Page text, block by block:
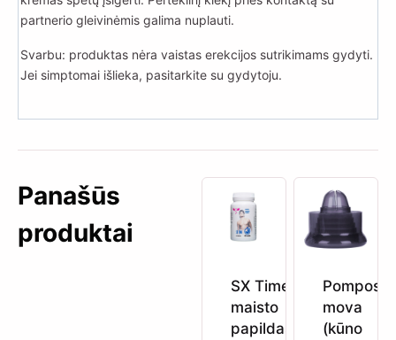
partnerio gleivinėmis galima nuplauti.
Svarbu: produktas nėra vaistas erekcijos sutrikimams gydyti.
Jei simptomai išlieka, pasitarkite su gydytoju.
Panašūs
produktai
SX Time
maisto
papildas
Pompos
mova
(kūno